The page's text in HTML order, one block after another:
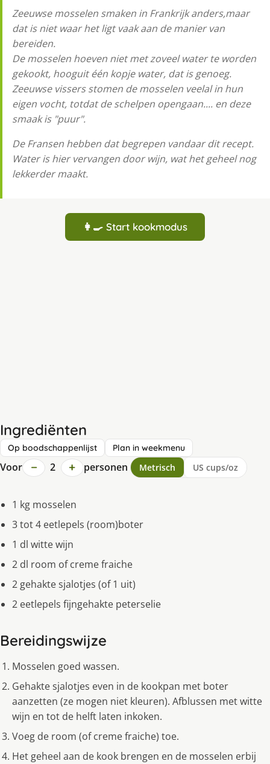
Zeeuwse mosselen smaken in Frankrijk anders,maar
dat is niet waar het ligt vaak aan de manier van
bereiden.
De mosselen hoeven niet met zoveel water te worden
gekookt, hooguit één kopje water, dat is genoeg.
Zeeuwse vissers stomen de mosselen veelal in hun
eigen vocht, totdat de schelpen opengaan.... en deze
smaak is "puur".
De Fransen hebben dat begrepen vandaar dit recept.
Water is hier vervangen door wijn, wat het geheel nog
lekkerder maakt.
👩‍🍳 Start kookmodus
Ingrediënten
Op boodschappenlijst Plan in weekmenu
Voor − 2 + personen Metrisch US cups/oz
1 kg mosselen
3 tot 4 eetlepels (room)boter
1 dl witte wijn
2 dl room of creme fraiche
2 gehakte sjalotjes (of 1 uit)
2 eetlepels fijngehakte peterselie
Bereidingswijze
Mosselen goed wassen.
Gehakte sjalotjes even in de kookpan met boter
aanzetten (ze mogen niet kleuren). Afblussen met witte
wijn en tot de helft laten inkoken.
Voeg de room (of creme fraiche) toe.
Het geheel aan de kook brengen en de mosselen erbij